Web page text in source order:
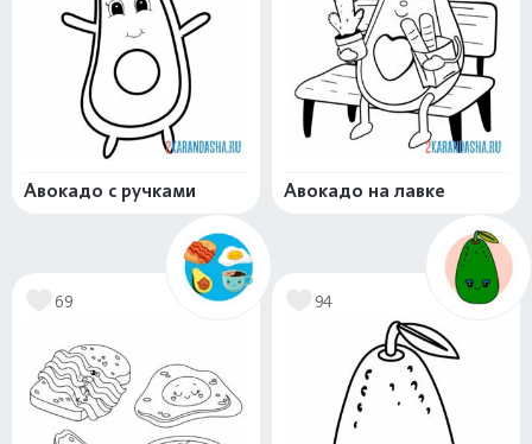
Авокадо с ручками Авокадо на лавке
69 94